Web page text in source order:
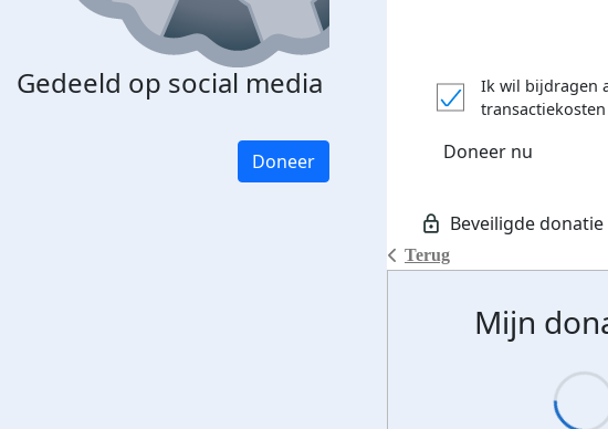
Gedeeld op social media
Doneer
Terug
Ik wil bijdragen
transactiekosten
Doneer nu
Mijn